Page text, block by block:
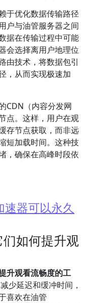
于优化数据传输路径
户与油管服务器之间
据在传输过程中可能
会选择离用户地理位
由技术，将数据包引
，从而实现极速加
CDN（内容分发网
点。这样，用户在观
存节点获取，而非远
短加载时间。这种技
，确保在高峰时段依
器可以永久
如何提升观
升观看流畅度的工
少延迟和缓冲时间，
喜欢在油管